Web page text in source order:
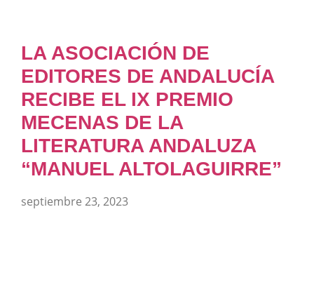
LA ASOCIACIÓN DE
EDITORES DE ANDALUCÍA
RECIBE EL IX PREMIO
MECENAS DE LA
LITERATURA ANDALUZA
“MANUEL ALTOLAGUIRRE”
septiembre 23, 2023